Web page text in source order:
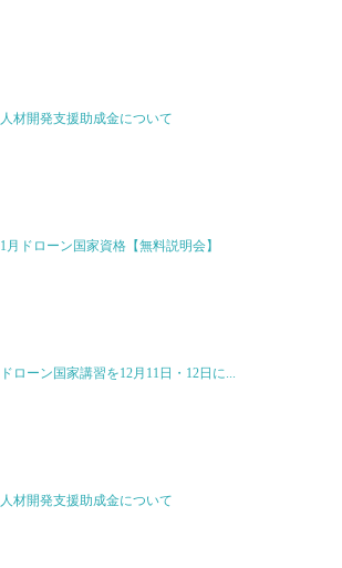
人材開発支援助成金について
1月ドローン国家資格【無料説明会】
ドローン国家講習を12月11日・12日に...
人材開発支援助成金について